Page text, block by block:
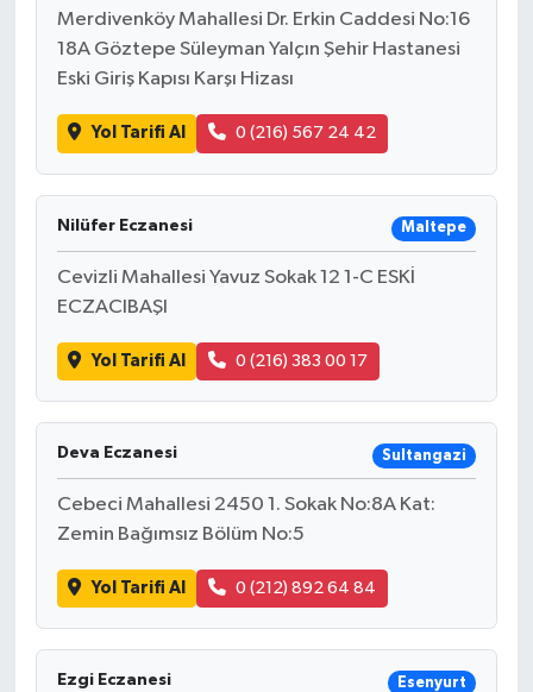
Merdivenköy Mahallesi Dr. Erkin Caddesi No:16
18A Göztepe Süleyman Yalçın Şehir Hastanesi
Eski Giriş Kapısı Karşı Hizası
Yol Tarifi Al 0 (216) 567 24 42
Nilüfer Eczanesi Maltepe
Cevizli Mahallesi Yavuz Sokak 12 1-C ESKİ
ECZACIBAŞI
Yol Tarifi Al 0 (216) 383 00 17
Deva Eczanesi Sultangazi
Cebeci Mahallesi 2450 1. Sokak No:8A Kat:
Zemin Bağımsız Bölüm No:5
Yol Tarifi Al 0 (212) 892 64 84
Ezgi Eczanesi Esenyurt